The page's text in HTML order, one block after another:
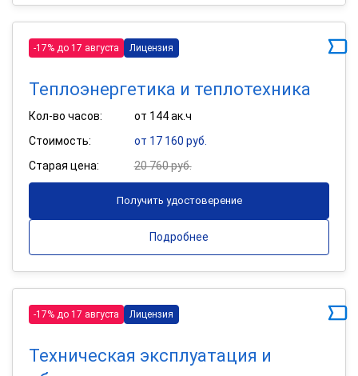
-17% до 17 августа Лицензия
Теплоэнергетика и теплотехника
Кол-во часов:
от 144 ак.ч
Стоимость:
от 17 160 руб.
Старая цена:
20 760 руб.
Получить удостоверение
Подробнее
-17% до 17 августа Лицензия
Техническая эксплуатация и